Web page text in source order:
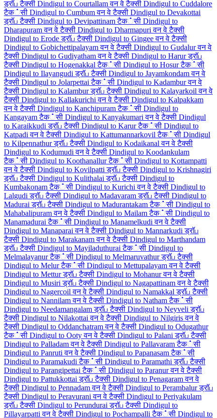
ड्रॉப टैक्सी Dindigul to Courtallam वन वे टैक्सी Dindigul to Cuddalore
टैक்सी Dindigul to Cumbum वन वे टैक्सी Dindigul to Devakottai
ड्रॉப टैक्सी Dindigul to Devipattinam टैक்सी Dindigul to
Dharapuram वन वे टैक्सी Dindigul to Dharmapuri वन वे टैक्सी
Dindigul to Erode ड्रॉப टैक्सी Dindigul to Gingee वन वे टैक्सी
Dindigul to Gobichettipalayam वन वे टैक्सी Dindigul to Gudalur वन वे
टैक्सी Dindigul to Gudiyatham वन वे टैक्सी Dindigul to Harur ड्रॉப
टैक्सी Dindigul to Hogenakkal टैक்सी Dindigul to Hosur टैक்सी
Dindigul to Ilayangudi ड्रॉப टैक्सी Dindigul to Jayamkondam वन वे
टैक्सी Dindigul to Jolarpettai टैक்सी Dindigul to Kadambur वन वे
टैक्सी Dindigul to Kalambur ड्रॉப टैक्सी Dindigul to Kalayarkoil वन वे
टैक्सी Dindigul to Kallakurichi वन वे टैक्सी Dindigul to Kalpakkam
वन वे टैक्सी Dindigul to Kanchipuram टैक்सी Dindigul to
Kangayam टैक்सी Dindigul to Kanyakumari वन वे टैक्सी Dindigul
to Karaikkudi ड्रॉப टैक्सी Dindigul to Karur टैक்सी Dindigul to
Katpadi वन वे टैक्सी Dindigul to Kattumannarkovil टैक்सी Dindigul
to Kilpennathur ड्रॉப टैक्सी Dindigul to Kodaikanal वन वे टैक्सी
Dindigul to Kodumudi वन वे टैक्सी Dindigul to Koodankulam
टैक்सी Dindigul to Koothanallur टैक்सी Dindigul to Kottampatti
वन वे टैक्सी Dindigul to Kovilpatti ड्रॉப टैक्सी Dindigul to Krishnagiri
ड्रॉப टैक्सी Dindigul to Kulithalai ड्रॉப टैक्सी Dindigul to
Kumbakonam टैक்सी Dindigul to Kurichi वन वे टैक्सी Dindigul to
Lalgudi ड्रॉப टैक्सी Dindigul to Madavaram ड्रॉப टैक्सी Dindigul to
Madurai ड्रॉப टैक्सी Dindigul to Madurantakam टैक்सी Dindigul to
Mahabalipuram वन वे टैक्सी Dindigul to Mailam टैक்सी Dindigul to
Manamadurai टैक்सी Dindigul to Manamelkudi वन वे टैक्सी
Dindigul to Manaparai वन वे टैक्सी Dindigul to Mannarkudi ड्रॉப
टैक्सी Dindigul to Marakanam वन वे टैक्सी Dindigul to Marthandam
ड्रॉப टैक्सी Dindigul to Mayiladuthurai टैक்सी Dindigul to
Melmalayanur टैक்सी Dindigul to Melmaruvathur ड्रॉப टैक्सी
Dindigul to Melur टैक்सी Dindigul to Mettupalayam वन वे टैक्सी
Dindigul to Mettur ड्रॉப टैक्सी Dindigul to Mohanur वन वे टैक्सी
Dindigul to Musiri ड्रॉப टैक्सी Dindigul to Nagapattinam वन वे टैक्सी
Dindigul to Nagercoil वन वे टैक्सी Dindigul to Namakkal ड्रॉப टैक्सी
Dindigul to Nannilam वन वे टैक्सी Dindigul to Natham टैक்सी
Dindigul to Needamangalam ड्रॉப टैक्सी Dindigul to Neyveli ड्रॉப
टैक्सी Dindigul to Nilakottai वन वे टैक्सी Dindigul to Nilgiris वन वे
टैक्सी Dindigul to Oddanchatram वन वे टैक्सी Dindigul to Odugathur
टैक்सी Dindigul to Ooty वन वे टैक्सी Dindigul to Palani ड्रॉப टैक्सी
Dindigul to Palladam वन वे टैक्सी Dindigul to Pallavaram टैक்सी
Dindigul to Panruti वन वे टैक्सी Dindigul to Papanasam टैक்सी
Dindigul to Paramakudi टैक்सी Dindigul to Paramathi ड्रॉப टैक्सी
Dindigul to Parangipettai टैक்सी Dindigul to Paranur वन वे टैक्सी
Dindigul to Pattukkottai ड्रॉப टैक्सी Dindigul to Penagaram वन वे
टैक्सी Dindigul to Pennadam वन वे टैक्सी Dindigul to Perambalur ड्रॉப
टैक्सी Dindigul to Peravurani वन वे टैक्सी Dindigul to Periyakulam
ड्रॉப टैक्सी Dindigul to Perundurai ड्रॉப टैक्सी Dindigul to
Pillayarpatti वन वे टैक्सी Dindigul to Pochampalli टैक்सी Dindigul to